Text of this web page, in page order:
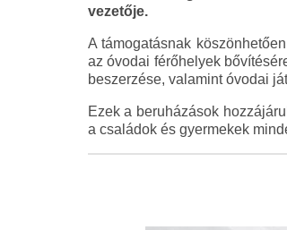
vezetője.
A támogatásnak
az óvodai férőhelyek
beszerzése, valamint óvodai
Ezek a beruházások
a családok és gyermekek